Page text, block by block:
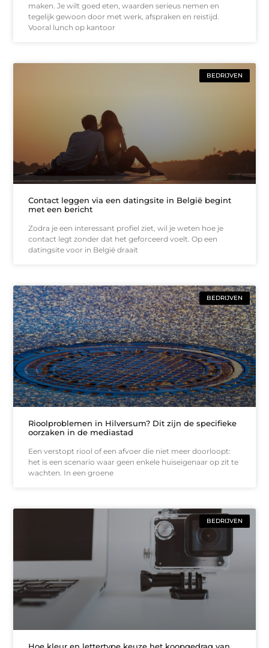
maken. Je wilt goed eten, waarden serieus nemen en
tegelijk gewoon door met werk, afspraken en reistijd.
Vooral lunch op kantoor
BEDRIJVEN
Contact leggen via een datingsite in België begint
met een bericht
Zodra je een interessant profiel ziet, wil je weten hoe je
contact legt zonder dat het geforceerd voelt. Op een
datingsite voor in België draait
BEDRIJVEN
Rioolproblemen in Hilversum? Dit zijn de specifieke
oorzaken in de mediastad
Een verstopt riool of een afvoer die niet meer doorloopt:
het is een scenario waar geen enkele huiseigenaar op zit te
wachten. In een groene
BEDRIJVEN
Hoe kleur en lettertype keuze het koopgedrag van